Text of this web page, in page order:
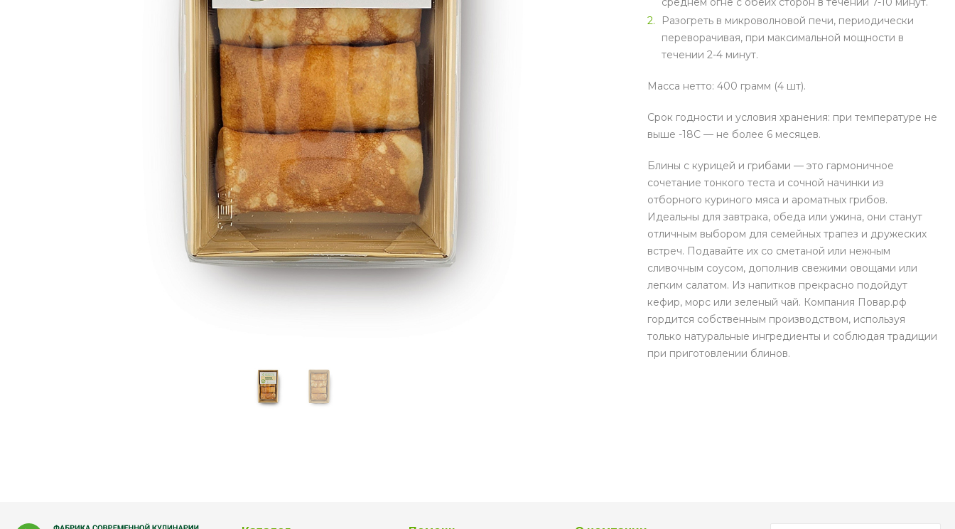
Разогреть в микроволновой печи, периодически
переворачивая, при максимальной мощности в
течении 2-4 минут.
Масса нетто: 400 грамм (4 шт).
Срок годности и условия хранения: при температуре не
выше -18С — не более 6 месяцев.
Блины с курицей и грибами — это гармоничное
сочетание тонкого теста и сочной начинки из
отборного куриного мяса и ароматных грибов.
Идеальны для завтрака, обеда или ужина, они станут
отличным выбором для семейных трапез и дружеских
встреч. Подавайте их со сметаной или нежным
сливочным соусом, дополнив свежими овощами или
легким салатом. Из напитков прекрасно подойдут
кефир, морс или зеленый чай. Компания Повар.рф
гордится собственным производством, используя
только натуральные ингредиенты и соблюдая традиции
при приготовлении блинов.